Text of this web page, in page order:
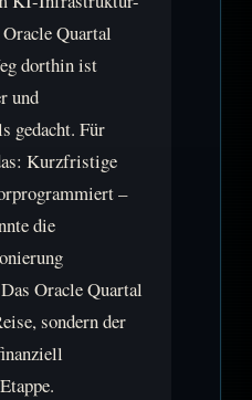
Oracle Quartal
dorthin ist
und
gedacht. Für
Kurzfristige
–
die
Oracle Quartal
sondern der